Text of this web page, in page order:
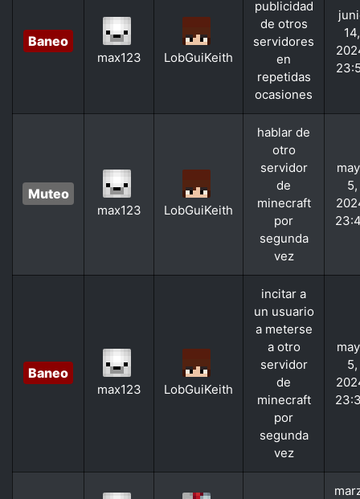
Baneo
max123 LobGuiKeith
publicidad
de otros
servidores
en
repetidas
ocasiones
14,
Muteo
max123 LobGuiKeith
hablar de
otro
servidor
de
minecraft
por
segunda
vez
5,
Baneo
max123 LobGuiKeith
incitar a
un usuario
a meterse
a otro
servidor
de
minecraft
por
segunda
vez
5,